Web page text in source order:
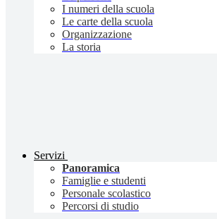
I numeri della scuola
Le carte della scuola
Organizzazione
La storia
Servizi
Panoramica
Famiglie e studenti
Personale scolastico
Percorsi di studio